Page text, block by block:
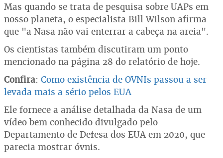
Mas quando se trata de pesquisa sobre UAPs em
nosso planeta, o especialista Bill Wilson afirma
que "a Nasa não vai enterrar a cabeça na areia".
Os cientistas também discutiram um ponto
mencionado na página 28 do relatório de hoje.
Confira: Como existência de OVNIs passou a ser
levada mais a sério pelos EUA
Ele fornece a análise detalhada da Nasa de um
vídeo bem conhecido divulgado pelo
Departamento de Defesa dos EUA em 2020, que
parecia mostrar óvnis.